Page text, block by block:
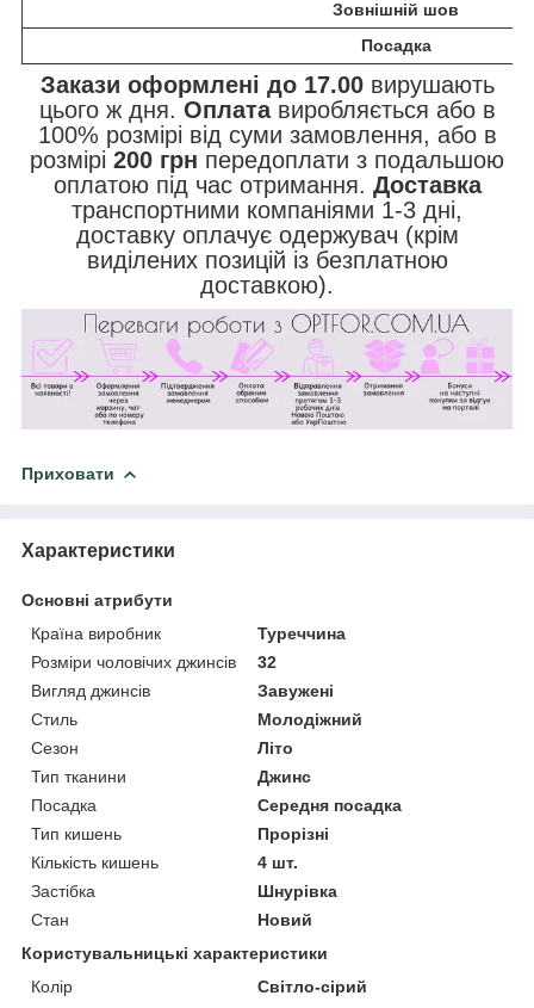
Зовнішній шов
Посадка
Закази оформлені до 17.00вирушають
цього ж дня. Оплатавиробляється або в
100% розмірі від суми замовлення, або в
розмірі 200 грн передоплати з подальшою
оплатою під час отримання. Доставка
транспортними компаніями 1-3 дні,
доставку оплачує одержувач (крім
виділених позицій із безплатною
доставкою).
Приховати
Характеристики
Основні атрибути
Країна виробник
Туреччина
Розміри чоловічих джинсів
32
Вигляд джинсів
Завужені
Стиль
Молодіжний
Сезон
Літо
Тип тканини
Джинс
Посадка
Середня посадка
Тип кишень
Прорізні
Кількість кишень
4 шт.
Застібка
Шнурівка
Стан
Новий
Користувальницькі характеристики
Колір
Світло-сірий